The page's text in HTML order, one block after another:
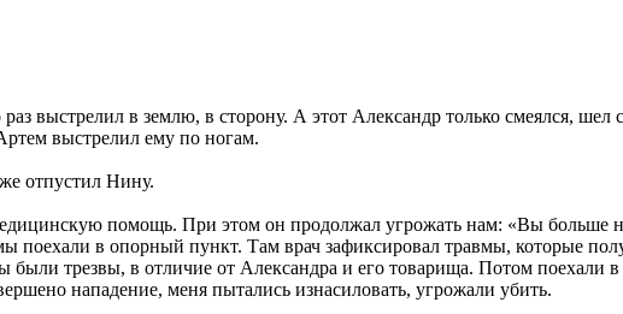
выстрелил в землю, в сторону. А этот Александр только смеялся,
выстрелил ему по ногам.
отпустил Нину.
помощь. При этом он продолжал угрожать нам: «Вы
в опорный пункт. Там врач зафиксировал травмы, которые
трезвы, в отличие от Александра и его товарища. Потом поехали
нападение, меня пытались изнасиловать, угрожали убить.